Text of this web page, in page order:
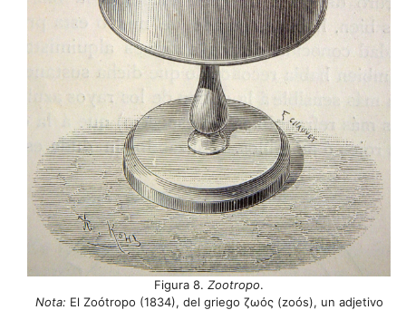
Figura 8. Zootropo.
Nota: El Zoótropo (1834), del griego ζωός (zoós), un adjetivo